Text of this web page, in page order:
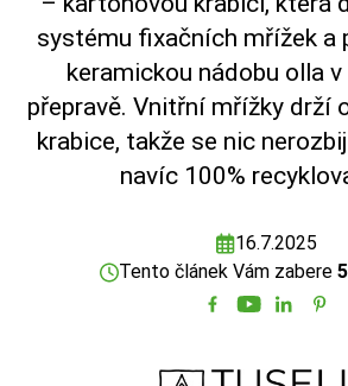
systému fixačních mřížek a
keramickou nádobu olla
přepravě. Vnitřní mřížky drží
krabice, takže se nic
navíc 100%
16.7.2025
Tento článek Vám zabere